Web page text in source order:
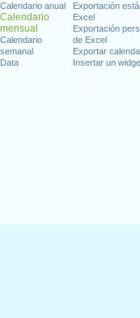
Calendario anual
Calendario
mensual
Calendario
semanal
Data
Exportación
Excel
Exportación
de Excel
Exportar
Insertar un